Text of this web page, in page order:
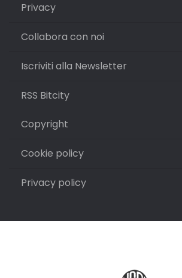
Privacy
Collabora con noi
Iscriviti alla Newsletter
RSS Bitcity
Copyright
Cookie policy
Privacy policy